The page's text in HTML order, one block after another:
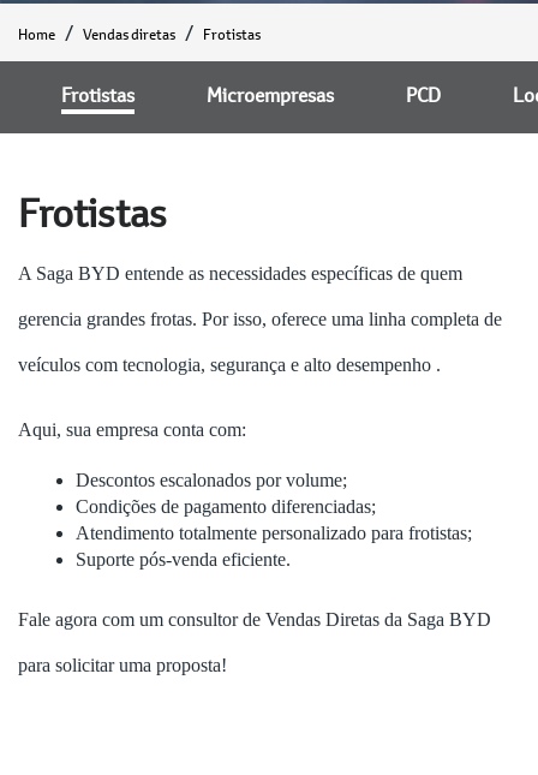
Home Vendas diretas Frotistas
Microempresas PCD
Frotistas
Frotistas
A Saga BYD entende as necessidades específicas de quem
gerencia grandes frotas. Por isso, oferece uma linha completa de
veículos com tecnologia, segurança e alto desempenho .
Aqui, sua empresa conta com:
Descontos escalonados por volume;
Condições de pagamento diferenciadas;
Atendimento totalmente personalizado para frotistas;
Suporte pós-venda eficiente.
Fale agora com um consultor de Vendas Diretas da Saga BYD
para solicitar uma proposta!